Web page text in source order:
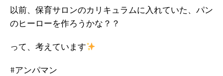
以前、保育サロンのカリキュラムに入れていた、パン
のヒーローを作ろうかな？？
って、考えています
#アンパマン